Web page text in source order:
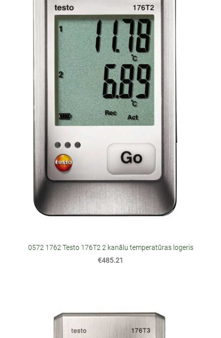
0572 1762 Testo 176T2 2 kanālu temperatūras logeris
€485.21